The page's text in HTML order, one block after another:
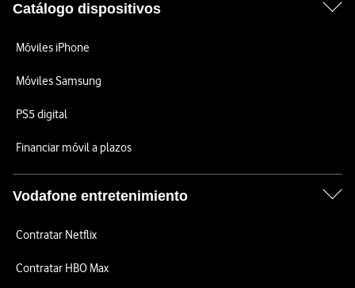
Catálogo dispositivos
Móviles iPhone
Móviles Samsung
PS5 digital
Financiar móvil a plazos
Vodafone entretenimiento
Contratar Netflix
Contratar HBO Max